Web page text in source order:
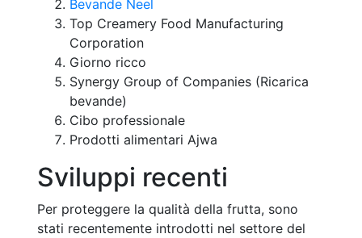
Bevande Neel
Top Creamery Food Manufacturing
Corporation
Giorno ricco
Synergy Group of Companies (Ricarica
bevande)
Cibo professionale
Prodotti alimentari Ajwa
Sviluppi recenti
Per proteggere la qualità della frutta, sono
stati recentemente introdotti nel settore del